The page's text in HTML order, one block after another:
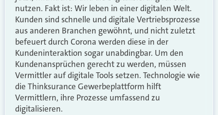
nutzen. Fakt ist: Wir leben in einer digitalen Welt.
Kunden sind schnelle und digitale Vertriebsprozesse
aus anderen Branchen gewöhnt, und nicht zuletzt
befeuert durch Corona werden diese in der
Kundeninteraktion sogar unabdingbar. Um den
Kundenansprüchen gerecht zu werden, müssen
Vermittler auf digitale Tools setzen. Technologie wie
die Thinksurance Gewerbeplattform hilft
Vermittlern, ihre Prozesse umfassend zu
digitalisieren.